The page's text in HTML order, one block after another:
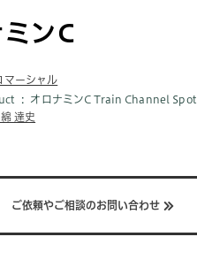
ンC
マーシャル
オロナミンC Train Channel Spot
達史
ご依頼やご相談のお問い合わせ